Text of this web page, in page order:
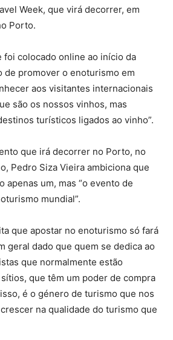
Week, que virá decorrer, em
Porto.
foi colocado online ao início da
de promover o enoturismo em
aos visitantes internacionais
são os nossos vinhos, mas
turísticos ligados ao vinho”.
que irá decorrer no Porto, no
Pedro Siza Vieira ambiciona que
apenas um, mas “o evento de
mundial”.
que apostar no enoturismo só fará
geral dado que quem se dedica ao
que normalmente estão
que têm um poder de compra
é o género de turismo que nos
na qualidade do turismo que